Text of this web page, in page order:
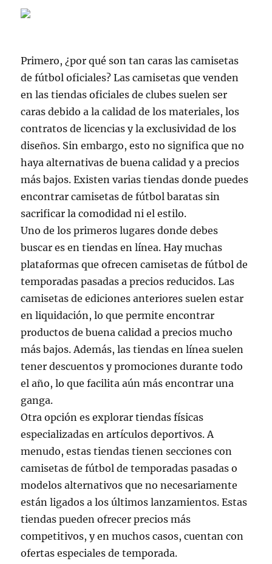
Primero, ¿por qué son tan caras las camisetas
de fútbol oficiales? Las camisetas que venden
en las tiendas oficiales de clubes suelen ser
caras debido a la calidad de los materiales, los
contratos de licencias y la exclusividad de los
diseños. Sin embargo, esto no significa que no
haya alternativas de buena calidad y a precios
más bajos. Existen varias tiendas donde puedes
encontrar camisetas de fútbol baratas sin
sacrificar la comodidad ni el estilo.
Uno de los primeros lugares donde debes
buscar es en tiendas en línea. Hay muchas
plataformas que ofrecen camisetas de fútbol de
temporadas pasadas a precios reducidos. Las
camisetas de ediciones anteriores suelen estar
en liquidación, lo que permite encontrar
productos de buena calidad a precios mucho
más bajos. Además, las tiendas en línea suelen
tener descuentos y promociones durante todo
el año, lo que facilita aún más encontrar una
ganga.
Otra opción es explorar tiendas físicas
especializadas en artículos deportivos. A
menudo, estas tiendas tienen secciones con
camisetas de fútbol de temporadas pasadas o
modelos alternativos que no necesariamente
están ligados a los últimos lanzamientos. Estas
tiendas pueden ofrecer precios más
competitivos, y en muchos casos, cuentan con
ofertas especiales de temporada.